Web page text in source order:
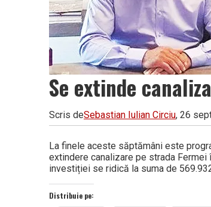
Se extinde
Scris deSebastian Iulian Circiu, 26
La finele aceste săptămâni este
extindere canalizare pe strada Fermei
investiției se ridică la suma de
Distribuie pe: